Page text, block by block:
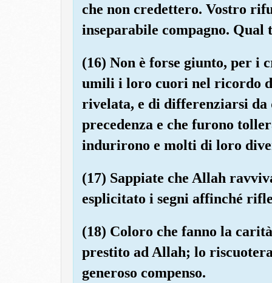
che non credettero. Vostro
inseparabile compagno.
(16) Non è forse giunto, per i
umili i loro cuori nel ricordo
rivelata, e di differenziarsi
precedenza e che furono
indurirono e molti di loro
(17) Sappiate che Allah
esplicitato i segni affinché
(18) Coloro che fanno la
prestito ad Allah; lo
generoso compenso.